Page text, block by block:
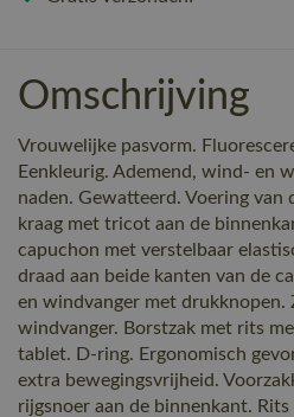
Omschrijving
Vrouwelijke pasvorm.
Eenkleurig. Ademend, wind- en
naden. Gewatteerd. Voering
kraag met tricot aan de
capuchon met verstelbaar
draad aan beide kanten van de
en windvanger met drukknopen.
windvanger. Borstzak met rits
tablet. D-ring. Ergonomisch
extra bewegingsvrijheid.
rijgsnoer aan de binnenkant.